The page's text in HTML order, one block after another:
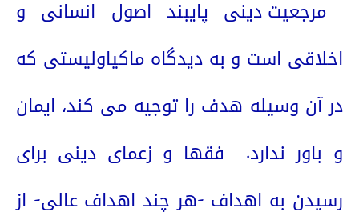
مرجعیت دینی پایبند اصول انسانی و
اخلاقی است و به دیدگاه ماکیاولیستی که
در آن وسیله هدف را توجیه می کند، ایمان
و باور ندارد.
فقها و زعمای دینی برای
رسیدن به اهداف -هر چند اهداف عالی- از